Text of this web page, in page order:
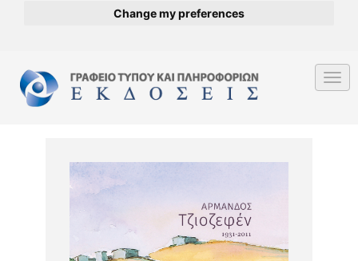
Change my preferences